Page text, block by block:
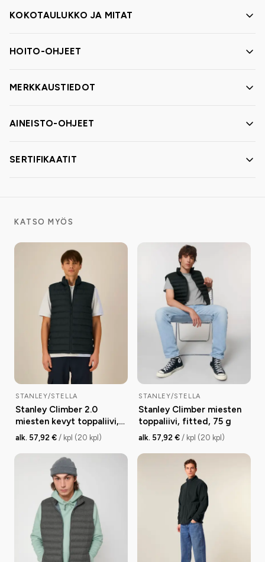
KOKOTAULUKKO JA MITAT
HOITO-OHJEET
MERKKAUSTIEDOT
AINEISTO-OHJEET
SERTIFIKAATIT
KATSO MYÖS
STANLEY/STELLA
Stanley Climber 2.0
miesten kevyt toppaliivi,
medium fit, 38 g
alk. 57,92 € / kpl (20 kpl)
STANLEY/STELLA
Stanley Climber miesten
toppaliivi, fitted, 75 g
alk. 57,92 € / kpl (20 kpl)